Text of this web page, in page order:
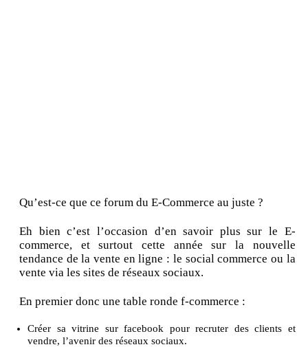
Qu’est-ce que ce forum du E-Commerce au juste ?
Eh bien c’est l’occasion d’en savoir plus sur le E-
commerce, et surtout cette année sur la nouvelle
tendance de la vente en ligne : le social commerce ou la
vente via les sites de réseaux sociaux.
En premier donc une table ronde f-commerce :
Créer sa vitrine sur facebook pour recruter des clients et
vendre, l’avenir des réseaux sociaux.